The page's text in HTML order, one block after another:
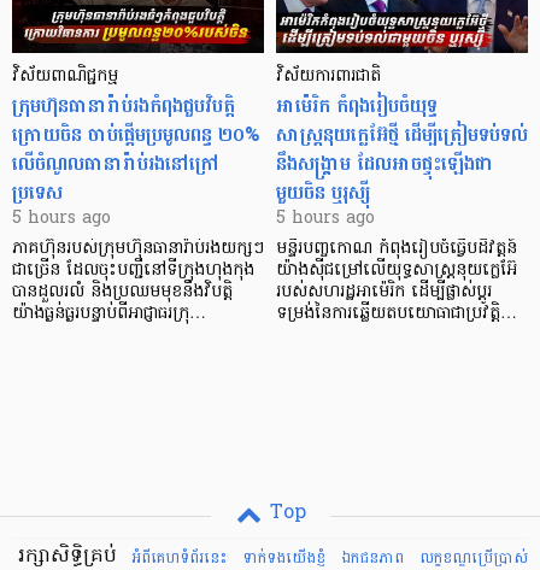
វិស័យពាណិជ្ជកម្ម
ក្រុមហ៊ុនធានារ៉ាប់រងកំពុងជួបវិបត្តិ
ក្រោយចិន ចាប់ផ្តើមប្រមូលពន្ធ ២០%
លើចំណូលធានារ៉ាប់រងនៅក្រៅ
ប្រទេស
5 hours ago
ភាគហ៊ុនរបស់ក្រុមហ៊ុនធានារ៉ាប់រងយក្សៗ
ជាច្រើន ដែលចុះបញ្ជីនៅទីក្រុងហុងកុង
បានដួលរលំ និងប្រឈមមុខនឹងវិបត្តិ
យ៉ាងធ្ងន់ធ្ងរបន្ទាប់ពីអាជ្ញាធរក្រុ…
វិស័យការពារជាតិ
អាម៉េរិក កំពុងរៀបចំយុទ្ធ
សាស្ត្រនុយក្លេអ៊ែថ្មី ដើម្បីត្រៀមទប់ទល់
នឹងសង្គ្រាម ដែលអាចផ្ទុះឡើងជា
មួយចិន ឬរុស្ស៊ី
5 hours ago
មន្ទីរបញ្ចកោណ កំពុងរៀបចំធ្វើបដិវត្តន៍
យ៉ាងស៊ីជម្រៅលើយុទ្ធសាស្ត្រនុយក្លេអ៊ែ
របស់សហរដ្ឋអាម៉េរិក ដើម្បីផ្លាស់ប្តូរ
ទម្រង់នៃការឆ្លើយតបយោធាជាប្រវត្តិ…
Top
អំពីគេហទំព័រនេះ
ទាក់ទងយើងខ្ញំ ឯកជនភាព លក្ខខណ្ឌ​ប្រើ​ប្រាស់
រក្សាសិទ្ធិគ្រប់